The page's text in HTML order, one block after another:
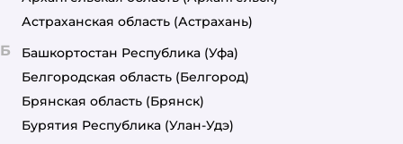
Астраханская область (Астрахань)
Б Башкортостан Республика (Уфа)
Белгородская область (Белгород)
Брянская область (Брянск)
Бурятия Республика (Улан-Удэ)